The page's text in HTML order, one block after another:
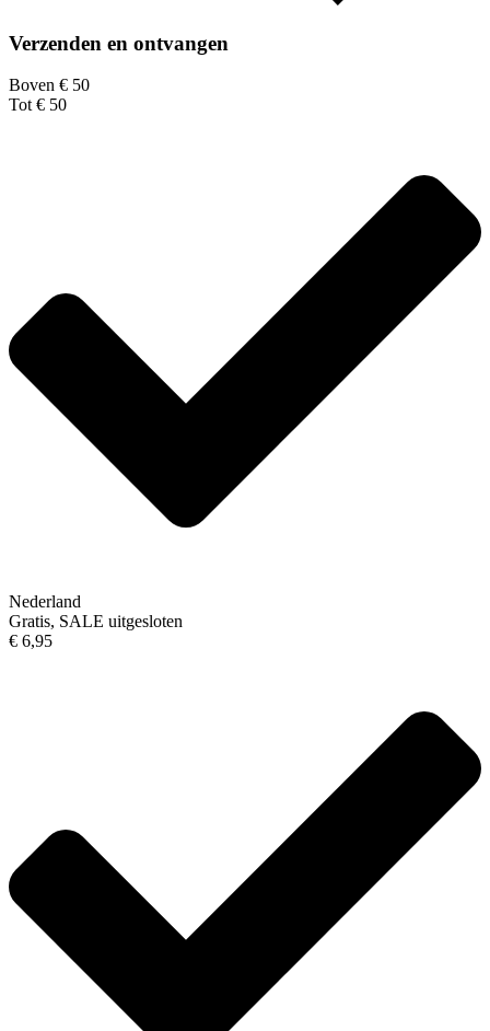
Verzenden en ontvangen
Boven € 50
Tot € 50
Nederland
Gratis, SALE uitgesloten
€ 6,95